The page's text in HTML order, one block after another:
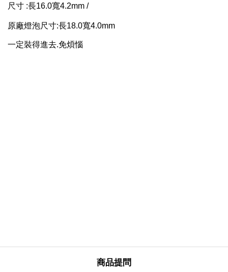
尺寸 :長16.0寬4.2mm /
原廠燈泡尺寸:長18.0寬4.0mm
一定裝得進去.免煩惱
商品提問